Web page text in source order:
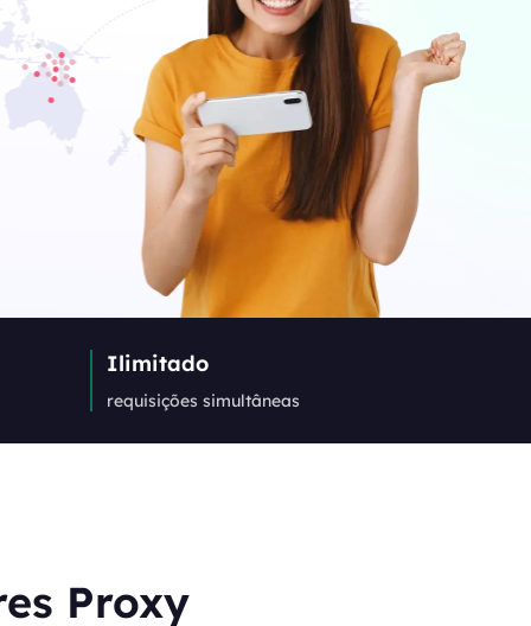
sobre crawlers da
+200Mais
>Todos os locais
contato
soluções premium personalizadas para
Ilimitado
requisições simultâneas
Proxy